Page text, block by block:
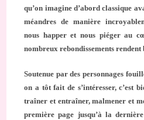
qu’on imagine d’abord classique
méandres de manière
nous happer et nous piéger au
nombreux rebondissements
Soutenue par des personnages
on a tôt fait de s’intéresser, c’est
traîner et entraîner, malmener et
première page jusqu’à la